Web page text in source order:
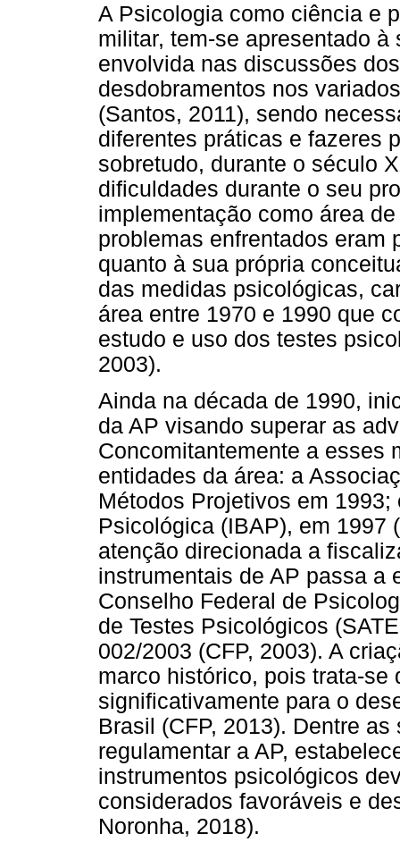
A Psicologia como ciência e
militar, tem-se apresentado
envolvida nas discussões
desdobramentos nos
(Santos, 2011), sendo
diferentes práticas e fazeres
sobretudo, durante o século
dificuldades durante o seu
implementação como área
problemas enfrentados eram
quanto à sua própria
das medidas psicológicas,
área entre 1970 e 1990 que
estudo e uso dos testes
2003).
Ainda na década de 1990,
da AP visando superar as
Concomitantemente a esses
entidades da área: a
Métodos Projetivos em
Psicológica (IBAP), em 1997
atenção direcionada a
instrumentais de AP passa a
Conselho Federal de
de Testes Psicológicos
002/2003 (CFP, 2003). A
marco histórico, pois trata-
significativamente para o
Brasil (CFP, 2013). Dentre
regulamentar a AP,
instrumentos psicológicos
considerados favoráveis e
Noronha, 2018).